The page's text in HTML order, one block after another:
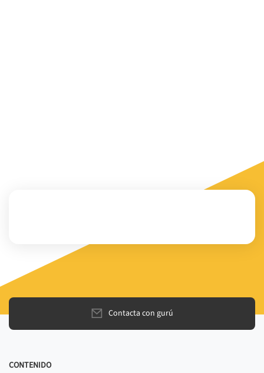
Contacta con gurú
CONTENIDO